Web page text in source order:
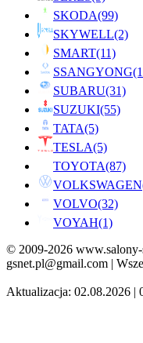
SKODA(99)
SKYWELL(2)
SMART(11)
SSANGYONG
SUBARU(31)
SUZUKI(55)
TATA(5)
TESLA(5)
TOYOTA(87)
VOLKSWAGEN
VOLVO(32)
VOYAH(1)
© 2009-2026
gsnet.pl@gmail.com |
Aktualizacja: 02.08.2026 |